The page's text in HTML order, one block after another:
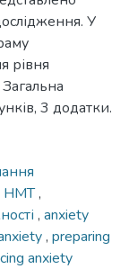
У
рівня
3 додатки.
НМТ,
, anxiety
, preparing
anxiety